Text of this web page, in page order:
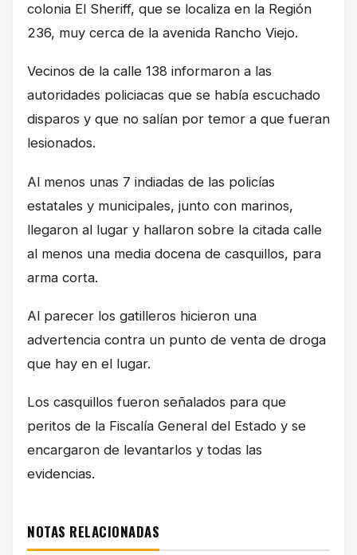
colonia El Sheriff, que se localiza en la Región
236, muy cerca de la avenida Rancho Viejo.
Vecinos de la calle 138 informaron a las
autoridades policiacas que se había escuchado
disparos y que no salían por temor a que fueran
lesionados.
Al menos unas 7 indiadas de las policías
estatales y municipales, junto con marinos,
llegaron al lugar y hallaron sobre la citada calle
al menos una media docena de casquillos, para
arma corta.
Al parecer los gatilleros hicieron una
advertencia contra un punto de venta de droga
que hay en el lugar.
Los casquillos fueron señalados para que
peritos de la Fiscalía General del Estado y se
encargaron de levantarlos y todas las
evidencias.
NOTAS RELACIONADAS